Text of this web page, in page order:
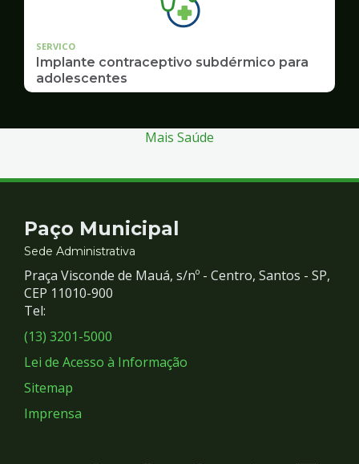
SERVICO
Implante contraceptivo subdérmico para
adolescentes
Mais Saúde
Contato
e
Redes
Sociais
Paço Municipal
Sede Administrativa
Praça Visconde de Mauá, s/nº - Centro, Santos - SP,
CEP 11010-900
Tel:
(13) 3201-5000
Lei de Acesso à Informação
Sitemap
Imprensa